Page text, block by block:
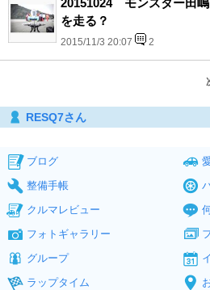
20151024 モンスター田
を走る？
2015/11/3 20:07 2
RESQ7さん
ブログ
整備手帳
クルマレビュー
フォトギャラリー
グループ
ラップタイム